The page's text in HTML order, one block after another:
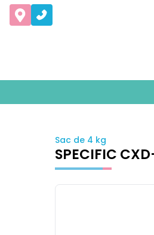
Sac de 4 kg
SPECIFIC